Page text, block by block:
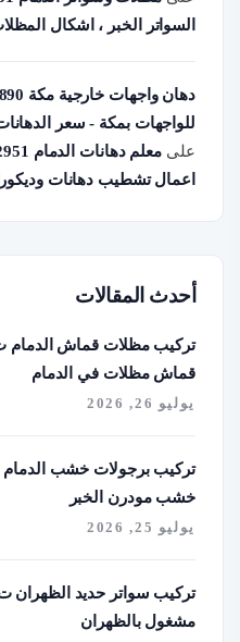
السواتر الخبر ، اشكال
للواجهات بمكة - سعر
على
اعمال تشطيب دهانات
أحدث المقالات
قماش مظلات في الدمام
يوليو 26, 2026
خشب مودرن الخبر
يوليو 25, 2026
مشغول بالظهران